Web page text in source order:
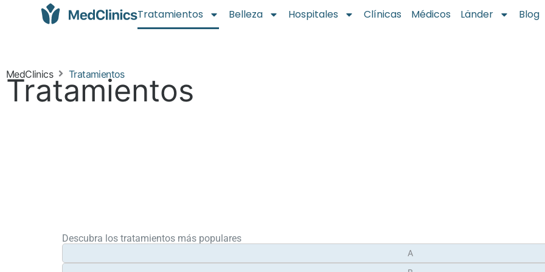
Tratamientos Belleza Hospitales Clínicas Médicos Länder Blog
Tratamientos
MedClinics Tratamientos
Descubra los tratamientos más populares
A